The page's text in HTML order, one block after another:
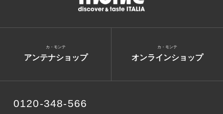
アンテナショップ
カ・モンテ
オンラインショップ
カ・モンテ
0120-348-566